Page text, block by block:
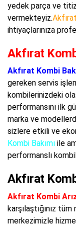
yedek parça ve
vermekteyiz.
ihtiyaçlarınıza
Akfırat
Akfırat Kombi
gereken servis
kombilerinizdeki
performansını ilk
marka ve
sizlere etkili ve
Kombi Bakımı ile
performanslı
Akfırat
Akfırat Kombi
karşılaştığınız
merkezimizle